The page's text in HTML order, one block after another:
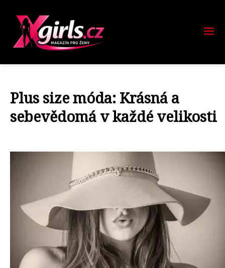
Plus size móda: Krásná a
sebevědomá v každé velikosti